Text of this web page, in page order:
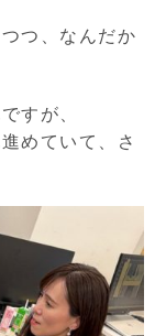
つ、なんだか
すが、
めていて、さ